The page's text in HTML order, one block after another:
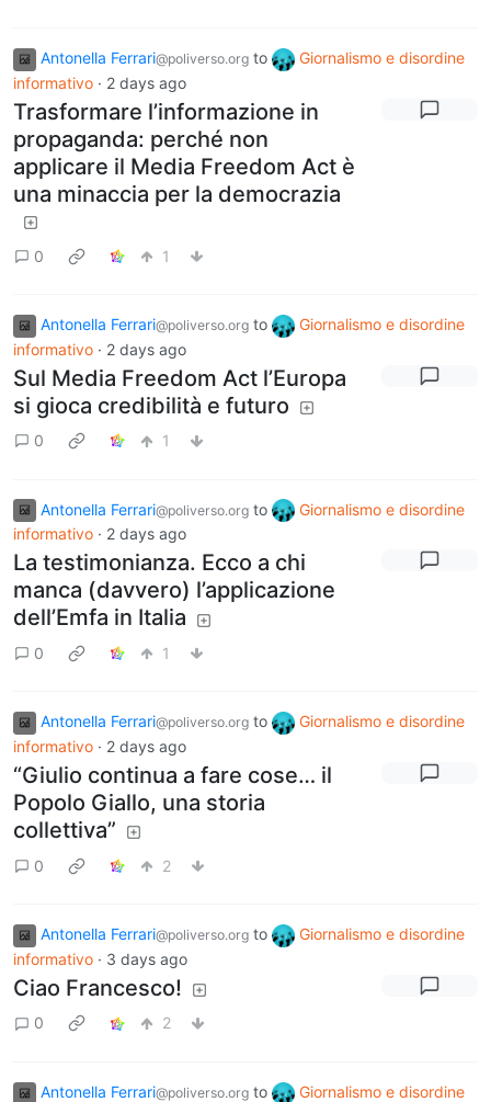
Antonella Ferrari@poliverso.org to
Giornalismo e disordine
informativo · 2 days ago
Trasformare l’informazione in
propaganda: perché non
applicare il Media Freedom Act è
una minaccia per la democrazia
0 1
Antonella Ferrari@poliverso.org to
Giornalismo e disordine
informativo · 2 days ago
Sul Media Freedom Act l’Europa
si gioca credibilità e futuro
0 1
Antonella Ferrari@poliverso.org to
Giornalismo e disordine
informativo · 2 days ago
La testimonianza. Ecco a chi
manca (davvero) l’applicazione
dell’Emfa in Italia
0 1
Antonella Ferrari@poliverso.org to
Giornalismo e disordine
informativo · 2 days ago
“Giulio continua a fare cose… il
Popolo Giallo, una storia
collettiva”
0 2
Antonella Ferrari@poliverso.org to
Giornalismo e disordine
informativo · 3 days ago
Ciao Francesco!
0 2
Antonella Ferrari@poliverso.org to
Giornalismo e disordine